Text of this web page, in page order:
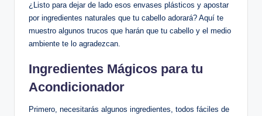
¿Listo para dejar de lado esos envases plásticos y apostar
por ingredientes naturales que tu cabello adorará? Aquí te
muestro algunos trucos que harán que tu cabello y el medio
ambiente te lo agradezcan.
Ingredientes Mágicos para tu
Acondicionador
Primero, necesitarás algunos ingredientes, todos fáciles de